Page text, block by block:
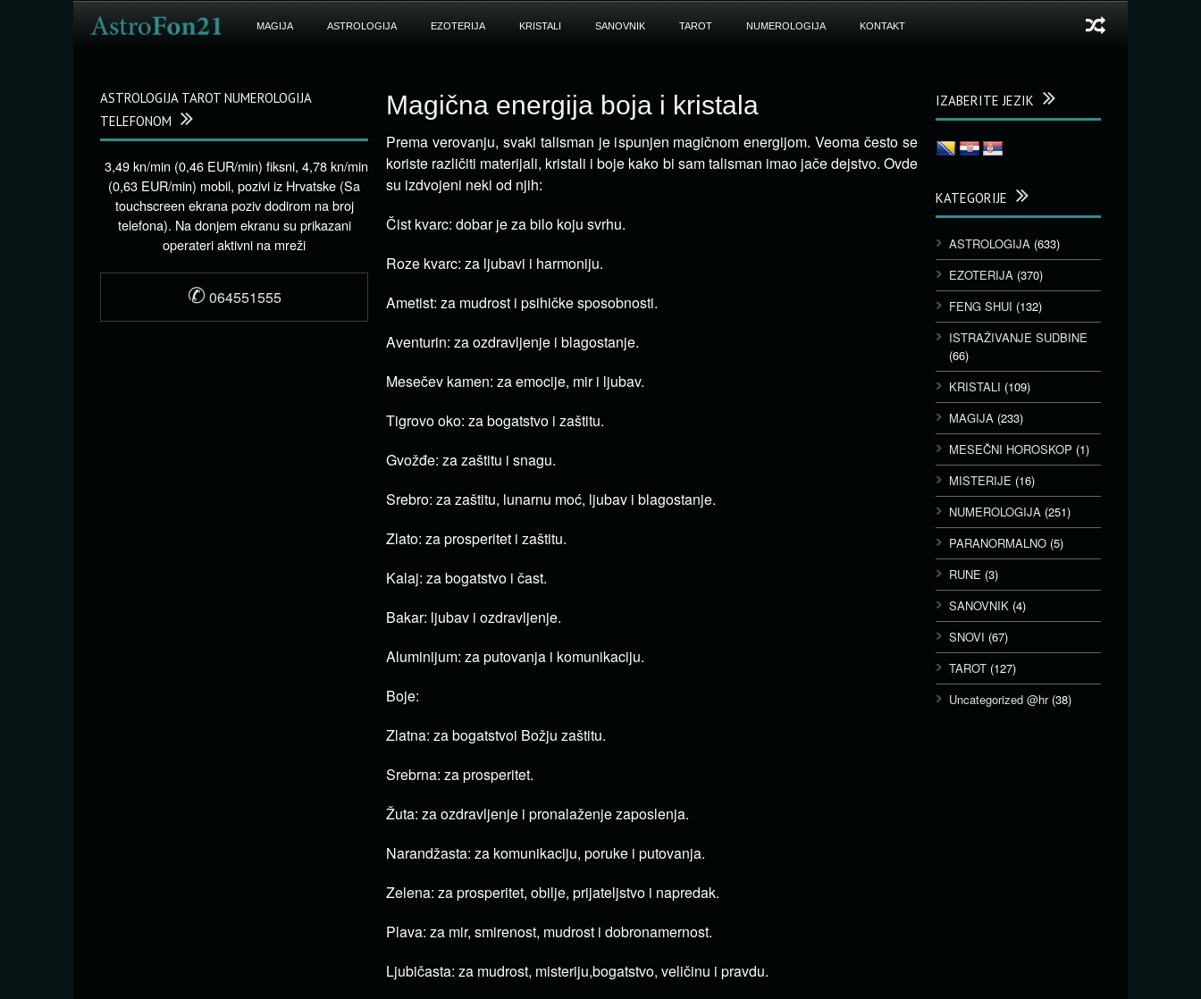
MAGIJA ASTROLOGIJA EZOTERIJA KRISTALI SANOVNIK TAROT NUMEROLOGIJA KONTAKT
Magična energija boja i kristala
Prema verovanju, svaki talisman je ispunjen magičnom energijom. Veoma često se
koriste različiti materijali, kristali i boje kako bi sam talisman imao jače dejstvo. Ovde
su izdvojeni neki od njih:
Čist kvarc: dobar je za bilo koju svrhu.
Roze kvarc: za ljubavi i harmoniju.
Ametist: za mudrost i psihičke sposobnosti.
Aventurin: za ozdravljenje i blagostanje.
Mesečev kamen: za emocije, mir i ljubav.
Tigrovo oko: za bogatstvo i zaštitu.
Gvožđe: za zaštitu i snagu.
Srebro: za zaštitu, lunarnu moć, ljubav i blagostanje.
Zlato: za prosperitet i zaštitu.
Kalaj: za bogatstvo i čast.
Bakar: ljubav i ozdravljenje.
Aluminijum: za putovanja i komunikaciju.
Boje:
Zlatna: za bogatstvoi Božju zaštitu.
Srebrna: za prosperitet.
Žuta: za ozdravljenje i pronalaženje zaposlenja.
Narandžasta: za komunikaciju, poruke i putovanja.
Zelena: za prosperitet, obilje, prijateljstvo i napredak.
Plava: za mir, smirenost, mudrost i dobronamernost.
Ljubičasta: za mudrost, misteriju,bogatstvo, veličinu i pravdu.
IZABERITE JEZIK
KATEGORIJE
ASTROLOGIJA (633)
EZOTERIJA (370)
FENG SHUI (132)
ISTRAŽIVANJE SUDBINE
(66)
KRISTALI (109)
MAGIJA (233)
MESEČNI HOROSKOP (1)
MISTERIJE (16)
NUMEROLOGIJA (251)
PARANORMALNO (5)
RUNE (3)
SANOVNIK (4)
SNOVI (67)
TAROT (127)
Uncategorized @hr(38)
ASTROLOGIJA TAROT NUMEROLOGIJA
TELEFONOM
3,49 kn/min (0,46 EUR/min) fiksni, 4,78 kn/min
(0,63 EUR/min) mobil, pozivi iz Hrvatske (Sa
touchscreen ekrana poziv dodirom na broj
telefona). Na donjem ekranu su prikazani
operateri aktivni na mreži
✆ 064551555